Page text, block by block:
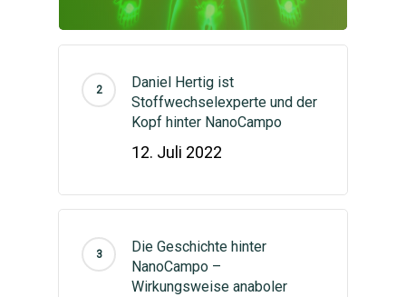
Daniel Hertig ist
Stoffwechselexperte und der
Kopf hinter NanoCampo
12. Juli 2022
Die Geschichte hinter
NanoCampo –
Wirkungsweise anaboler
Kontaktform
Anmelden